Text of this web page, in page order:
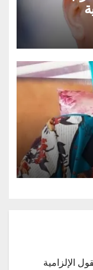
الإلزامية